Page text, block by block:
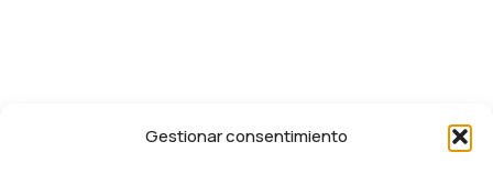
Gestionar consentimiento